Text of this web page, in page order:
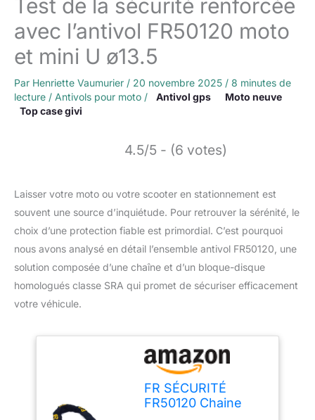
Test de la sécurité renforcée
avec l’antivol FR50120 moto
et mini U ø13.5
Par Henriette Vaumurier / 20 novembre 2025 / 8 minutes de
lecture / Antivols pour moto / Antivol gps
Moto neuve
Top case givi
4.5/5 - (6 votes)
Laisser votre moto ou votre scooter en stationnement est
souvent une source d’inquiétude. Pour retrouver la sérénité, le
choix d’une protection fiable est primordial. C’est pourquoi
nous avons analysé en détail l’ensemble antivol FR50120, une
solution composée d’une chaîne et d’un bloque-disque
homologués classe SRA qui promet de sécuriser efficacement
votre véhicule.
FR SÉCURITÉ
FR50120 Chaine